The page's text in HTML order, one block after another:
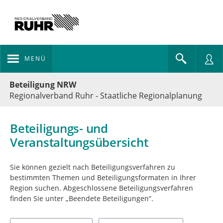
MENÜ
Beteiligung NRW
Regionalverband Ruhr - Staatliche Regionalplanung
Beteiligungs- und
Veranstaltungsübersicht
Sie können gezielt nach Beteiligungsverfahren zu
bestimmten Themen und Beteiligungsformaten in Ihrer
Region suchen. Abgeschlossene Beteiligungsverfahren
finden Sie unter „Beendete Beteiligungen“.